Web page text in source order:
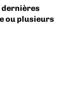
dernières
ou plusieurs